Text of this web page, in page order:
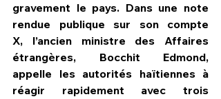
gravement le pays. Dans une note
rendue publique sur son compte
X, l’ancien ministre des Affaires
étrangères, Bocchit Edmond,
appelle les autorités haïtiennes à
réagir rapidement avec trois